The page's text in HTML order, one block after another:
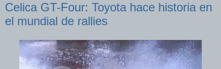
Celica GT-Four: Toyota hace historia en
el mundial de rallies